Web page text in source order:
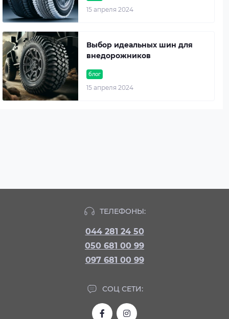
15 апреля 2024
блог
15 апреля 2024
Выбор идеальных шин для
внедорожников
ТЕЛЕФОНЫ:
044 281 24 50
050 681 00 99
097 681 00 99
СОЦ СЕТИ: